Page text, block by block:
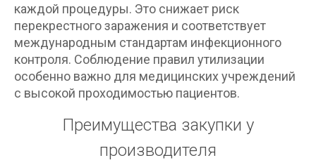
каждой процедуры. Это снижает риск
перекрестного заражения и соответствует
международным стандартам инфекционного
контроля. Соблюдение правил утилизации
особенно важно для медицинских учреждений
с высокой проходимостью пациентов.
Преимущества закупки у
производителя